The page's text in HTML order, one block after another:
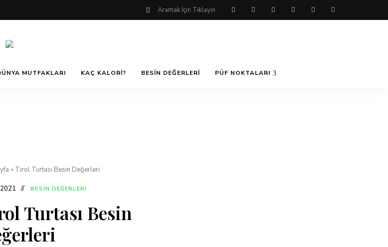
AfiyetOla
Yemek
Tarifleri
ve
Lezzetli,
ve
kurabiyeler
MUTFAKLARI KAÇ KALORI? BESIN DEĞERLERI PÜF NOKTALARI
» Tirol Turtası Besin Değerleri
BESIN DEĞERLERI
Turtası Besin